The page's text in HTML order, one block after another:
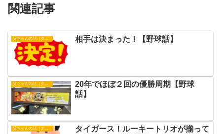
関連記事
父ちゃんの話（タイガース） 相手は決まった！【野球話】
20年でほぼ２回の優勝周期【野球
話】
父ちゃんの話（タイガース）
タイガース！ルーキートリオが揃って